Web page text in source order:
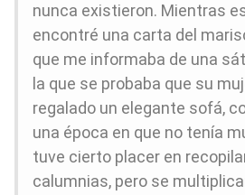
nunca existieron. Mientras
encontré una carta del
que me informaba de una
la que se probaba que su
regalado un elegante sofá,
una época en que no tenía
tuve cierto placer en
calumnias, pero se